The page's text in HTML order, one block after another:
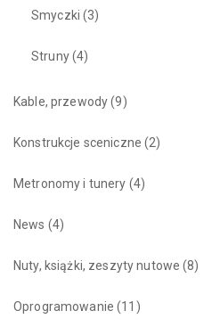
Smyczki (3)
Struny(4)
Kable, przewody(9)
Konstrukcje sceniczne (2)
Metronomy i tunery (4)
News (4)
Nuty, książki, zeszyty nutowe (8)
Oprogramowanie (11)